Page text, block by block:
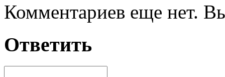
Комментариев еще нет.
Ответить